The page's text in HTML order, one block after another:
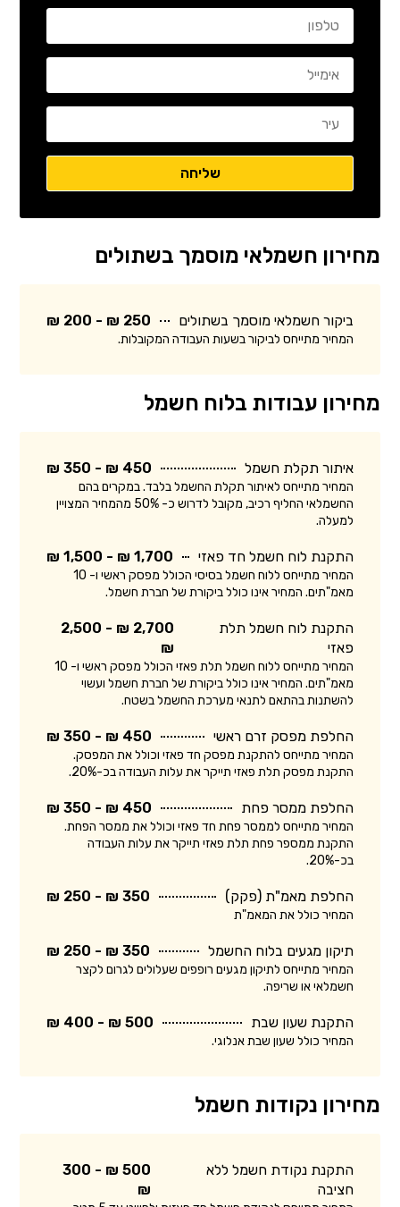
מחירון חשמלאי מוסמך בשתולים
ביקור חשמלאי מוסמך בשתולים 250 ₪ - 200 ₪
המחיר מתייחס לביקור בשעות העבודה המקובלות.
מחירון עבודות בלוח חשמל
איתור תקלת חשמל 450 ₪ - 350 ₪
המחיר מתייחס לאיתור תקלת החשמל בלבד. במקרים בהם
החשמלאי החליף רכיב, מקובל לדרוש כ- 50% מהמחיר המצויין
למעלה.
התקנת לוח חשמל חד פאזי 1,700 ₪ - 1,500 ₪
המחיר מתייחס ללוח חשמל בסיסי הכולל מפסק ראשי ו- 10
מאמ"תים. המחיר אינו כולל ביקורת של חברת חשמל.
התקנת לוח חשמל תלת
פאזי
2,700 ₪ - 2,500
₪
המחיר מתייחס ללוח חשמל תלת פאזי הכולל מפסק ראשי ו- 10
מאמ"תים. המחיר אינו כולל ביקורת של חברת חשמל ועשוי
להשתנות בהתאם לתנאי מערכת החשמל בשטח.
החלפת מפסק זרם ראשי 450 ₪ - 350 ₪
המחיר מתייחס להתקנת מפסק חד פאזי וכולל את המפסק.
התקנת מפסק תלת פאזי תייקר את עלות העבודה בכ-20%.
החלפת ממסר פחת 450 ₪ - 350 ₪
המחיר מתייחס לממסר פחת חד פאזי וכולל את ממסר הפחת.
התקנת ממספר פחת תלת פאזי תייקר את עלות העבודה
בכ-20%.
החלפת מאמ"ת (פקק) 350 ₪ - 250 ₪
המחיר כולל את המאמ"ת
תיקון מגעים בלוח החשמל 350 ₪ - 250 ₪
המחיר מתייחס לתיקון מגעים רופפים שעלולים לגרום לקצר
חשמלאי או שריפה.
התקנת שעון שבת 500 ₪ - 400 ₪
המחיר כולל שעון שבת אנלוגי.
מחירון נקודות חשמל
התקנת נקודת חשמל ללא
חציבה
500 ₪ - 300
₪